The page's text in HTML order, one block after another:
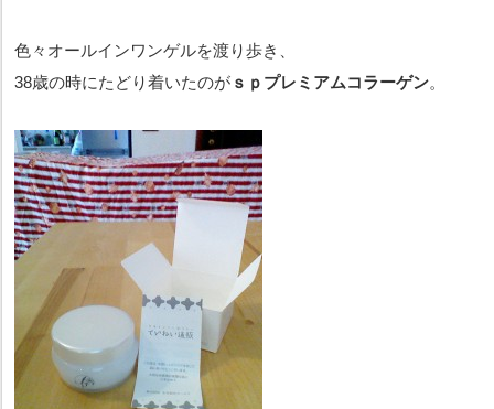
色々オールインワンゲルを渡り歩き、
38歳の時にたどり着いたのが ｓｐプレミアムコラーゲン。